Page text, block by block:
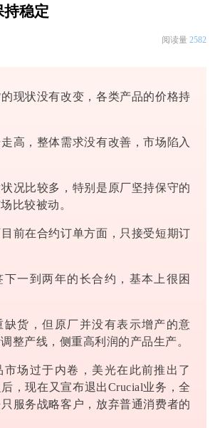
持稳定
阅读量 2582
现状没有改变，各类产品的价格持
高，整体需求没有改善，市场陷入
况比较多，特别是原厂坚持保守的
比较被动。
前在合约订单方面，只接受短期订
下一到两年的长合约，基本上很困
缺货，但原厂并没有表示增产的意
整产线，侧重高利润的产品生产。
市场过于内卷，美光在此前推出了
，现在又宣布退出Crucial业务，全
服务战略客户，放弃普通消费者的